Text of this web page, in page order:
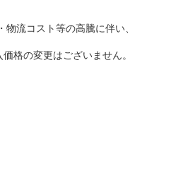
流コスト等の高騰に伴い、
格の変更はございません。